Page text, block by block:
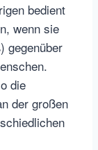
bedient
wenn sie
gegenüber
die
der großen